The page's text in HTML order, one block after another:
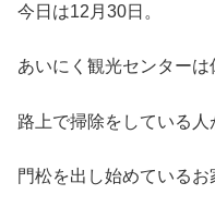
今日は12月30日。
あいにく観光センターは
路上で掃除をしている人
門松を出し始めているお